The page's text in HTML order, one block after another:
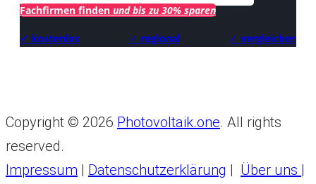
Fachfirmen finden und bis zu 30% sparen
✓ kostenlos ✓ regional ✓ vergleichen
Copyright © 2026 Photovoltaik.one. All rights
reserved.
Impressum | Datenschutzerklärung | Über uns |